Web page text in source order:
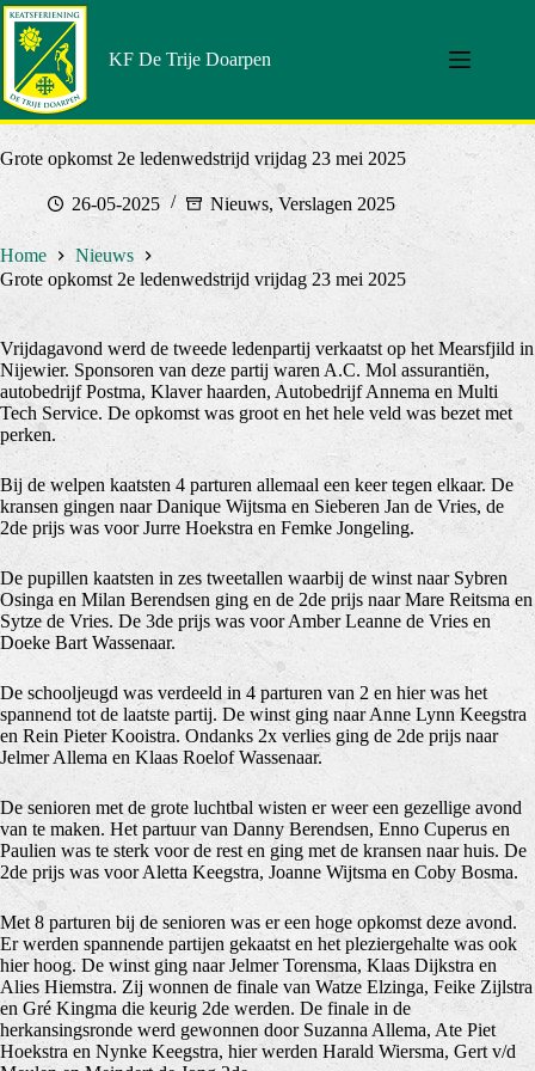
Doorgaan
naar
artikel
KF De Trije Doarpen
Grote opkomst 2e ledenwedstrijd vrijdag 23 mei 2025
26-05-2025 Nieuws,Verslagen 2025
Home
Nieuws
Grote opkomst 2e ledenwedstrijd vrijdag 23 mei 2025
Vrijdagavond werd de tweede ledenpartij verkaatst op het Mearsfjild in
Nijewier. Sponsoren van deze partij waren A.C. Mol assurantiën,
autobedrijf Postma, Klaver haarden, Autobedrijf Annema en Multi
Tech Service. De opkomst was groot en het hele veld was bezet met
perken.
Bij de welpen kaatsten 4 parturen allemaal een keer tegen elkaar. De
kransen gingen naar Danique Wijtsma en Sieberen Jan de Vries, de
2de prijs was voor Jurre Hoekstra en Femke Jongeling.
De pupillen kaatsten in zes tweetallen waarbij de winst naar Sybren
Osinga en Milan Berendsen ging en de 2de prijs naar Mare Reitsma en
Sytze de Vries. De 3de prijs was voor Amber Leanne de Vries en
Doeke Bart Wassenaar.
De schooljeugd was verdeeld in 4 parturen van 2 en hier was het
spannend tot de laatste partij. De winst ging naar Anne Lynn Keegstra
en Rein Pieter Kooistra. Ondanks 2x verlies ging de 2de prijs naar
Jelmer Allema en Klaas Roelof Wassenaar.
De senioren met de grote luchtbal wisten er weer een gezellige avond
van te maken. Het partuur van Danny Berendsen, Enno Cuperus en
Paulien was te sterk voor de rest en ging met de kransen naar huis. De
2de prijs was voor Aletta Keegstra, Joanne Wijtsma en Coby Bosma.
Met 8 parturen bij de senioren was er een hoge opkomst deze avond.
Er werden spannende partijen gekaatst en het pleziergehalte was ook
hier hoog. De winst ging naar Jelmer Torensma, Klaas Dijkstra en
Alies Hiemstra. Zij wonnen de finale van Watze Elzinga, Feike Zijlstra
en Gré Kingma die keurig 2de werden. De finale in de
herkansingsronde werd gewonnen door Suzanna Allema, Ate Piet
Hoekstra en Nynke Keegstra, hier werden Harald Wiersma, Gert v/d